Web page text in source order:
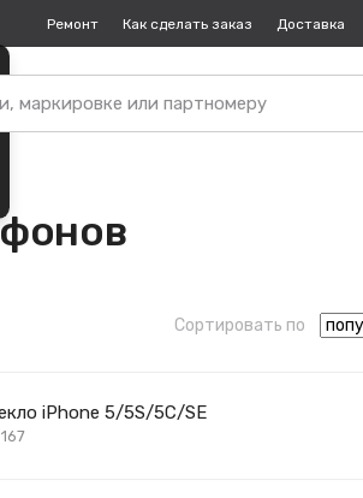
Ремонт Как сделать заказ Доставка
Сортировать по
iPhone 5/5S/5C/SE